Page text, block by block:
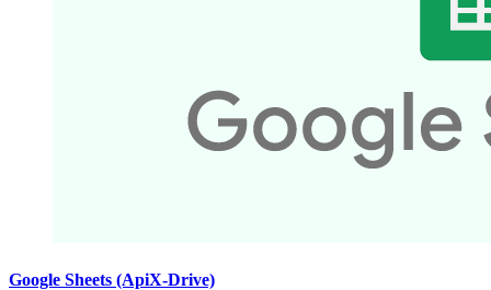
Google Sheets (ApiX-Drive)